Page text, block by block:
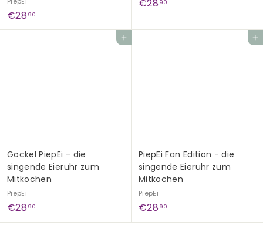
€28 90
2
€28 90
8
In den Einkaufswagen legen
Gockel PiepEi - die
singende Eieruhr zum
Mitkochen
PiepEi
€28 90
2
In den Einkaufswagen legen
PiepEi Fan Edition - die
singende Eieruhr zum
Mitkochen
PiepEi
€28 90
2